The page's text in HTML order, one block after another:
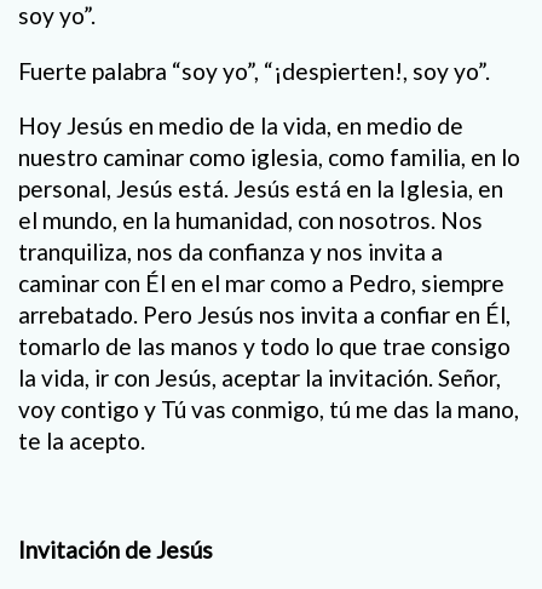
soy yo”.
Fuerte palabra “soy yo”, “¡despierten!, soy yo”.
Hoy Jesús en medio de la vida, en medio de
nuestro caminar como iglesia, como familia, en lo
personal, Jesús está. Jesús está en la Iglesia, en
el mundo, en la humanidad, con nosotros. Nos
tranquiliza, nos da confianza y nos invita a
caminar con Él en el mar como a Pedro, siempre
arrebatado. Pero Jesús nos invita a confiar en Él,
tomarlo de las manos y todo lo que trae consigo
la vida, ir con Jesús, aceptar la invitación. Señor,
voy contigo y Tú vas conmigo, tú me das la mano,
te la acepto.
Invitación de Jesús